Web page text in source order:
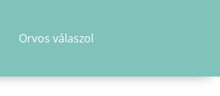
Orvos válaszol